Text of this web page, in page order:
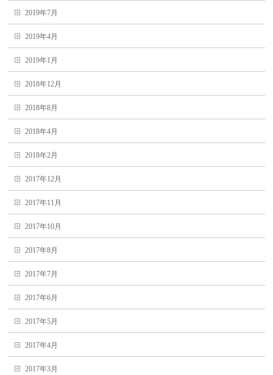
2019年7月
2019年4月
2019年1月
2018年12月
2018年8月
2018年4月
2018年2月
2017年12月
2017年11月
2017年10月
2017年8月
2017年7月
2017年6月
2017年5月
2017年4月
2017年3月